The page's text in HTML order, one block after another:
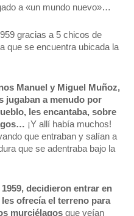
a «un mundo nuevo»…
gracias a 5 chicos de
que se encuentra ubicada la
Manuel y Miguel Muñoz,
jugaban a menudo por
les encantaba, sobre
¡Y allí había muchos!
que entraban y salían a
que se adentraba bajo la
decidieron entrar en
ofrecía el terreno para
murciélagos que veían